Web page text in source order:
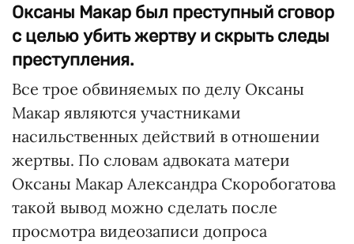
Оксаны Макар был преступный сговор
с целью убить жертву и скрыть следы
преступления.
Все трое обвиняемых по делу Оксаны
Макар являются участниками
насильственных действий в отношении
жертвы. По словам адвоката матери
Оксаны Макар Александра Скоробогатова
такой вывод можно сделать после
просмотра видеозаписи допроса